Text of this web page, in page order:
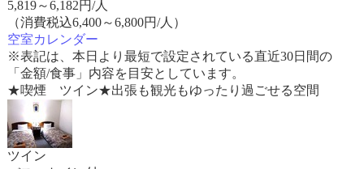
5,819～6,182円/人
（消費税込6,400～6,800円/人）
空室カレンダー
※表記は、本日より最短で設定されている直近30日間の
「金額/食事」内容を目安としています。
★喫煙 ツイン★出張も観光もゆったり過ごせる空間
ツイン